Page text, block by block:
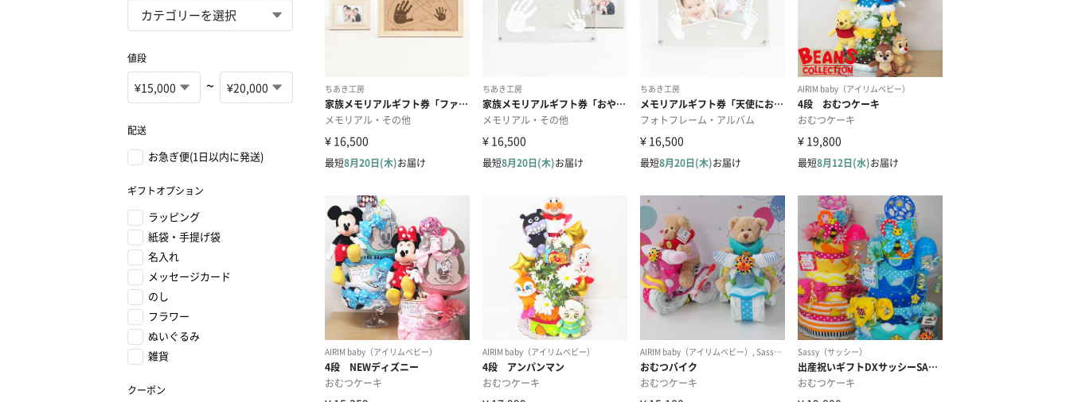
値段
~
配送
お急ぎ便(1日以内に発送)
ギフトオプション
ラッピング
紙袋・手提げ袋
名入れ
メッセージカード
のし
フラワー
ぬいぐるみ
雑貨
クーポン